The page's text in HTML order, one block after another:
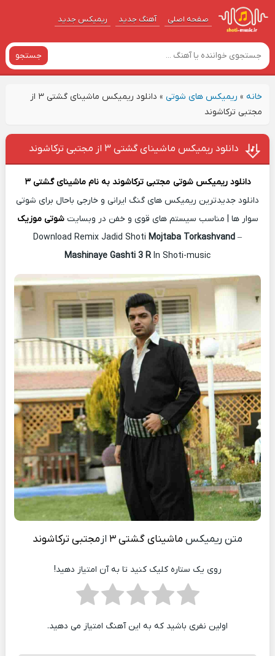
صفحه اصلی آهنگ‌ جدید ریمیکس جدید
جستجو
خانه» ریمیکس های شوتی»
دانلود ریمیکس ماشینای گشتی ۳ از
مجتبی ترکاشوند
دانلود ریمیکس ماشینای گشتی ۳ از مجتبی ترکاشوند
دانلود ریمیکس شوتی مجتبی ترکاشوند به نامماشینای گشتی ۳
دانلود جدیدترین ریمیکس های گنگ ایرانی و خارجی باحال برای شوتی
سوار ها | مناسب سیستم های قوی و خفن در وبسایتشوتی موزیک
Download Remix Jadid Shoti Mojtaba Torkashvand –
Mashinaye Gashti 3 R In Shoti-music
متن ریمیکس ماشینای گشتی ۳ از مجتبی ترکاشوند
روی یک ستاره کلیک کنید تا به آن امتیاز دهید!
اولین نفری باشید که به این آهنگ امتیاز می دهید.